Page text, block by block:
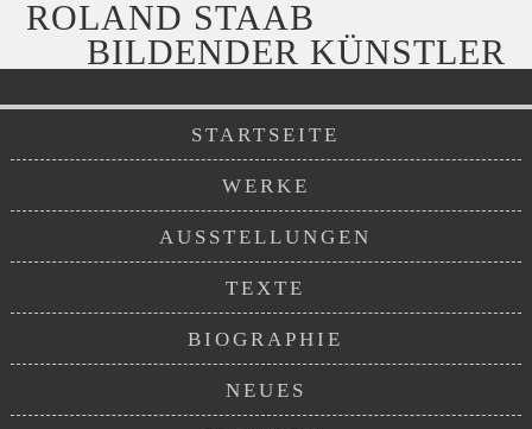
ROLAND STAAB
BILDENDER KÜNSTLER
STARTSEITE
WERKE
AUSSTELLUNGEN
TEXTE
BIOGRAPHIE
NEUES